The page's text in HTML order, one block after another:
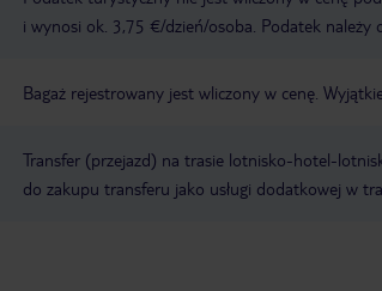
i wynosi ok. 3,75 €/dzień/osoba. Podatek należy
Bagaż rejestrowany jest wliczony w cenę.
Transfer (przejazd) na trasie lotnisko-hotel-
do zakupu transferu jako usługi dodatkowej w